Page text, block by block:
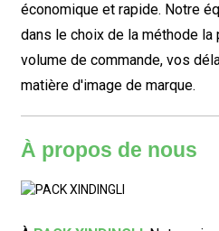
économique et rapide. Notre
dans le choix de la méthode la
volume de commande, vos
matière d'image de marque.
À propos de nous